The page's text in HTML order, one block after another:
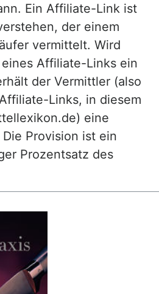
Ein Affiliate-Link ist
der einem
vermittelt. Wird
Affiliate-Links ein
der Vermittler (also
Links, in diesem
eine
Provision ist ein
Prozentsatz des